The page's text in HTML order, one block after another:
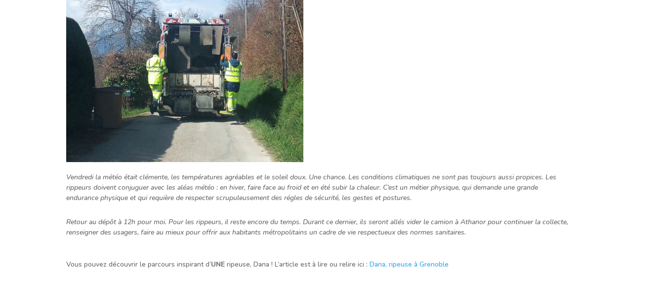
Vendredi la météo était clémente, les températures agréables et le soleil doux. Une chance. Les conditions climatiques ne sont pas toujours aussi propices. Les
rippeurs doivent conjuguer avec les aléas météo : en hiver, faire face au froid et en été subir la chaleur. C’est un métier physique, qui demande une grande
endurance physique et qui requière de respecter scrupuleusement des régles de sécurité, les gestes et postures.
Retour au dépôt à 12h pour moi. Pour les rippeurs, il reste encore du temps. Durant ce dernier, ils seront allés vider le camion à Athanor pour continuer la collecte,
renseigner des usagers, faire au mieux pour offrir aux habitants métropolitains un cadre de vie respectueux des normes sanitaires.
Vous pouvez découvrir le parcours inspirant d’UNE ripeuse, Dana ! L’article est à lire ou relire ici :Dana, ripeuse à Grenoble